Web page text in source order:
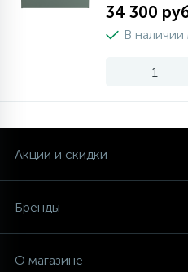
34 300
В наличии
-
Акции и скидки
Бренды
О магазине